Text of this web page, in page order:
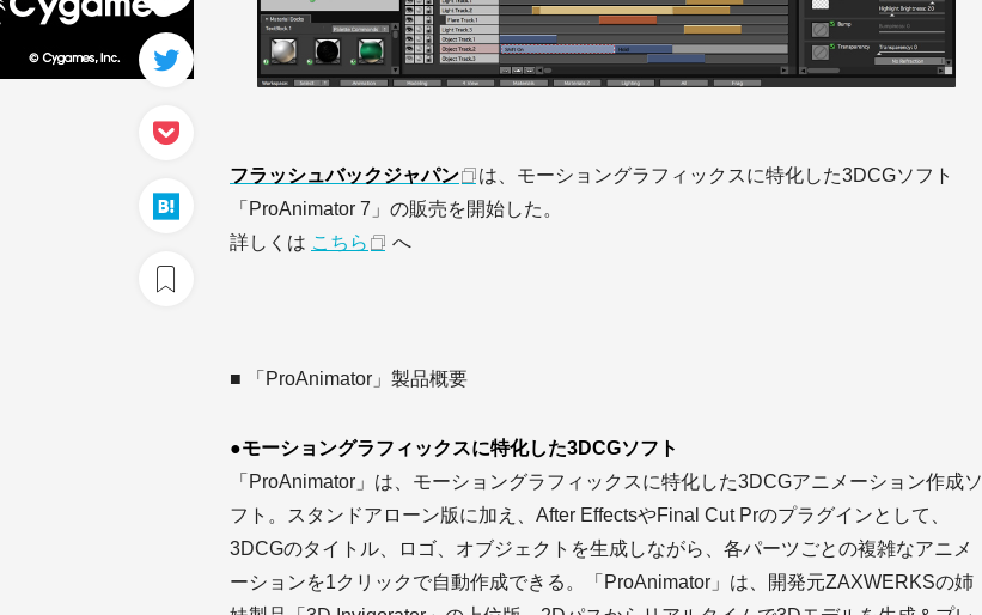
フラッシュバックジャパン
は、モーショングラフィックスに特化した3DCGソフト
「ProAnimator 7」の販売を開始した。
詳しくは こちら へ
■ 「ProAnimator」製品概要
●モーショングラフィックスに特化した3DCGソフト
「ProAnimator」は、モーショングラフィックスに特化した3DCGアニメーション作成ソ
フト。スタンドアローン版に加え、After EffectsやFinal Cut Prのプラグインとして、
3DCGのタイトル、ロゴ、オブジェクトを生成しながら、各パーツごとの複雑なアニメ
ーションを1クリックで自動作成できる。「ProAnimator」は、開発元ZAXWERKSの姉